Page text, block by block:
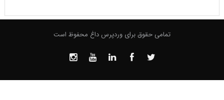
تمامی حقوق برای وردپرس داغ محفوظ است